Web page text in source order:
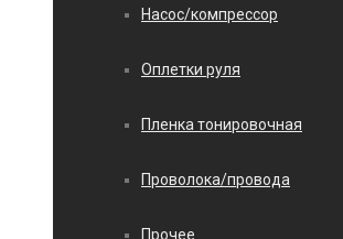
Насос/компрессор
Оплетки руля
Пленка тонировочная
Проволока/провода
Прочее